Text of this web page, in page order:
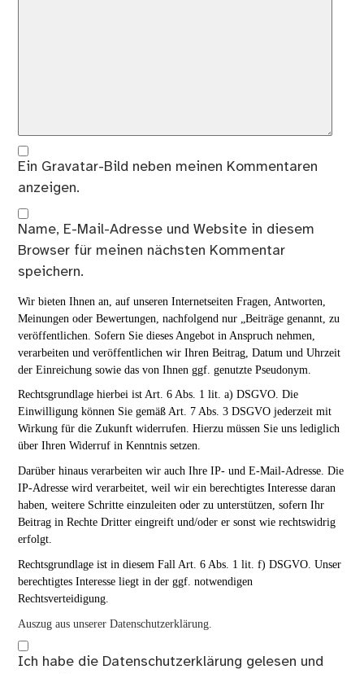
Ein Gravatar-Bild neben meinen Kommentaren
anzeigen.
Name, E-Mail-Adresse und Website in diesem
Browser für meinen nächsten Kommentar
speichern.
Wir bieten Ihnen an, auf unseren Internetseiten Fragen, Antworten,
Meinungen oder Bewertungen, nachfolgend nur „Beiträge genannt, zu
veröffentlichen. Sofern Sie dieses Angebot in Anspruch nehmen,
verarbeiten und veröffentlichen wir Ihren Beitrag, Datum und Uhrzeit
der Einreichung sowie das von Ihnen ggf. genutzte Pseudonym.
Rechtsgrundlage hierbei ist Art. 6 Abs. 1 lit. a) DSGVO. Die
Einwilligung können Sie gemäß Art. 7 Abs. 3 DSGVO jederzeit mit
Wirkung für die Zukunft widerrufen. Hierzu müssen Sie uns lediglich
über Ihren Widerruf in Kenntnis setzen.
Darüber hinaus verarbeiten wir auch Ihre IP- und E-Mail-Adresse. Die
IP-Adresse wird verarbeitet, weil wir ein berechtigtes Interesse daran
haben, weitere Schritte einzuleiten oder zu unterstützen, sofern Ihr
Beitrag in Rechte Dritter eingreift und/oder er sonst wie rechtswidrig
erfolgt.
Rechtsgrundlage ist in diesem Fall Art. 6 Abs. 1 lit. f) DSGVO. Unser
berechtigtes Interesse liegt in der ggf. notwendigen
Rechtsverteidigung.
Auszug aus unserer Datenschutzerklärung.
Ich habe die Datenschutzerklärung gelesen und